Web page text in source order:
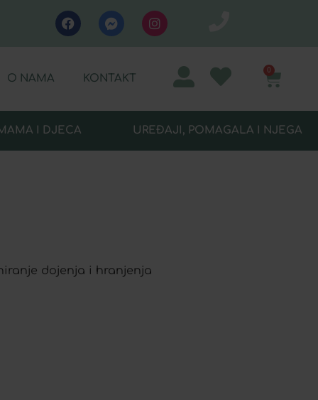
O NAMA KONTAKT
0
I DJECA UREĐAJI, POMAGALA I NJEGA
dojenja i hranjenja